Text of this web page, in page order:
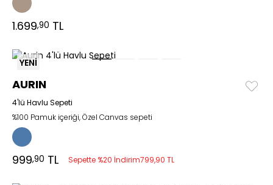
1.699,90 TL
YENİ
AURIN
4'lü Havlu Sepeti
%100 Pamuk içeriği, Özel Canvas sepeti
999,90 TL Sepette %20 İndirim799,90 TL